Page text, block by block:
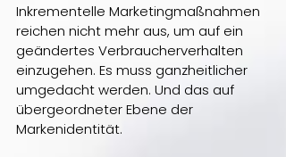
Inkrementelle Marketingmaßnahmen
reichen nicht mehr aus, um auf ein
geändertes Verbraucherverhalten
einzugehen. Es muss ganzheitlicher
umgedacht werden. Und das auf
übergeordneter Ebene der
Markenidentität.